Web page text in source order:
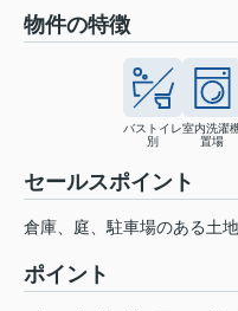
物件の特徴
バストイレ
別
室内洗濯
置場
セールスポイント
倉庫、庭、駐車場のある土
ポイント